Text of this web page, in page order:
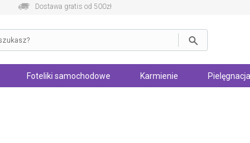
Dostawa gratis od 500zł
Foteliki samochodowe Karmienie